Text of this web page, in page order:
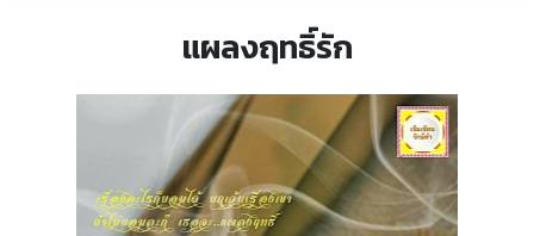
แผลงฤทธิ์รัก